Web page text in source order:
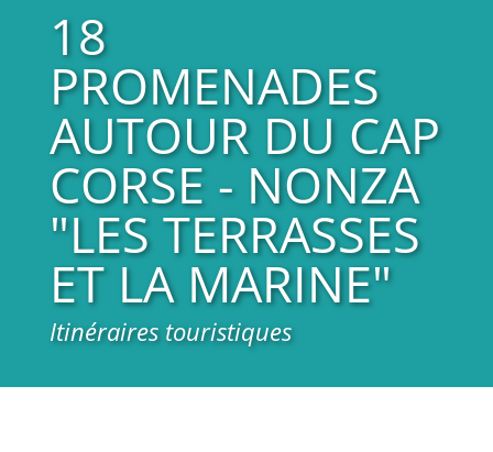
18
PROMENADES
AUTOUR DU CAP
CORSE - NONZA
"LES TERRASSES
ET LA MARINE"
Itinéraires touristiques